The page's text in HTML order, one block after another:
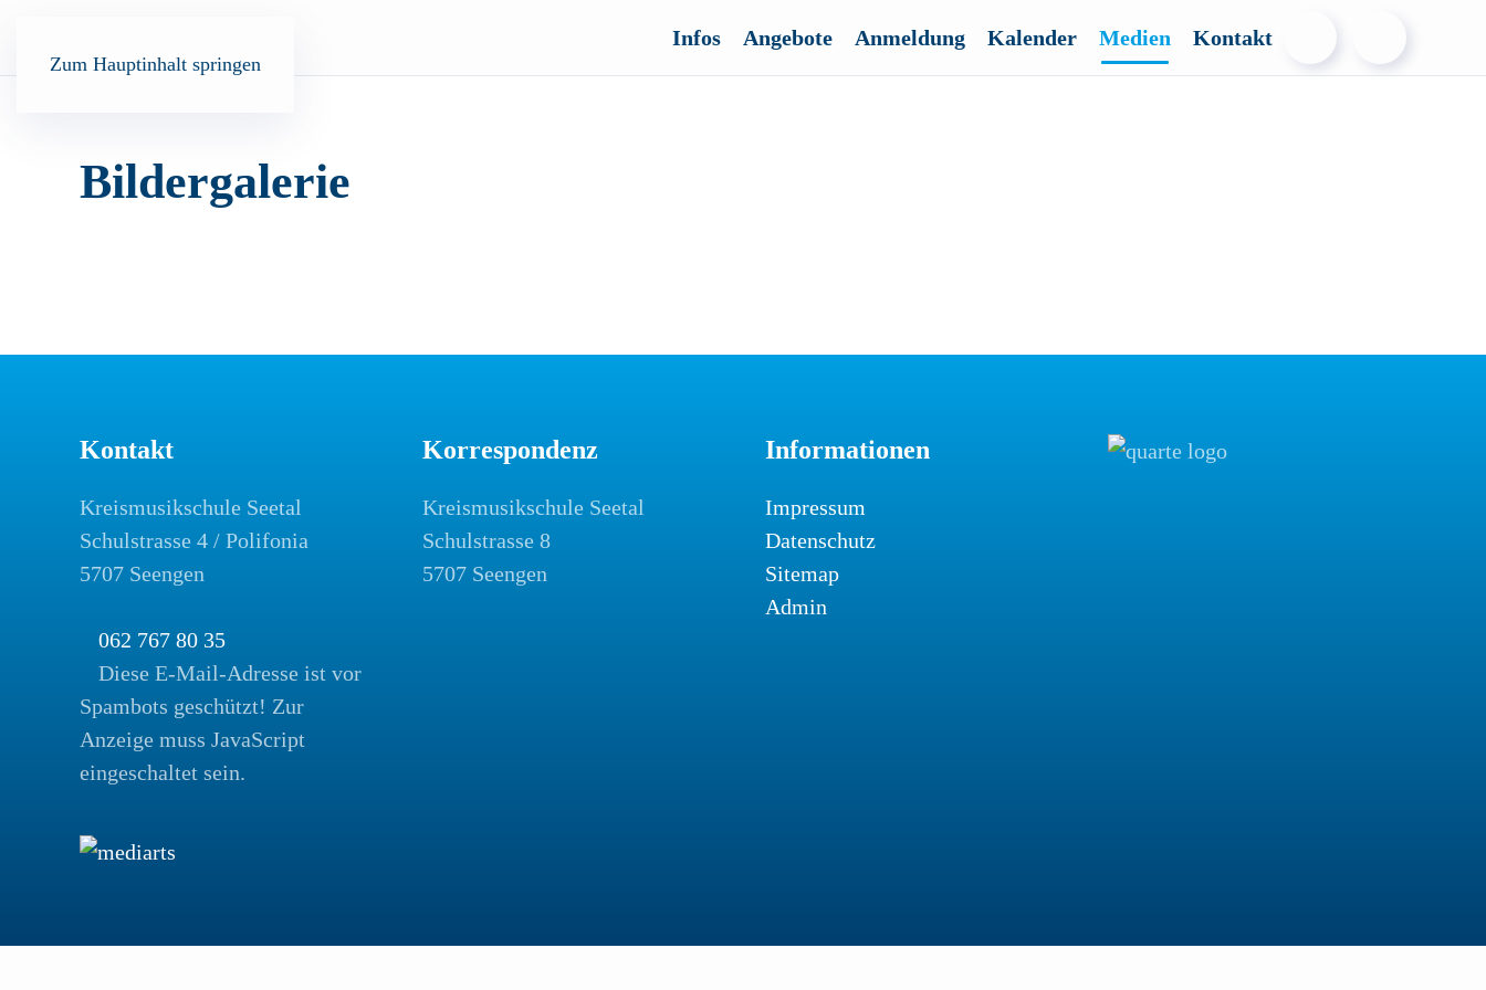
Zum Hauptinhalt springen
Infos Angebote Anmeldung Kalender Medien Kontakt
Bildergalerie
Kontakt
Kreismusikschule Seetal
Schulstrasse 4 / Polifonia
5707 Seengen
062 767 80 35
Diese E-Mail-Adresse ist vor
Spambots geschützt! Zur
Anzeige muss JavaScript
eingeschaltet sein.
Korrespondenz
Kreismusikschule Seetal
Schulstrasse 8
5707 Seengen
Informationen
Impressum
Datenschutz
Sitemap
Admin